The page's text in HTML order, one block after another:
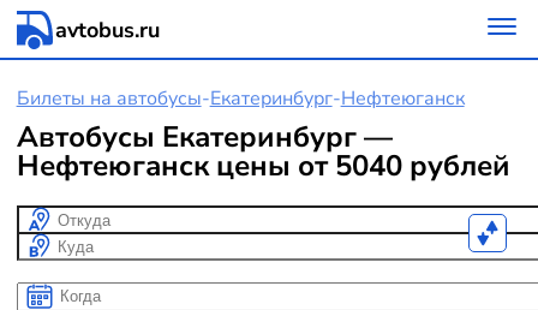
avtobus.ru
Билеты на автобусы-Екатеринбург-Нефтеюганск
Автобусы Екатеринбург —
Нефтеюганск цены от 5040 рублей
Откуда
Куда
Когда
Когда